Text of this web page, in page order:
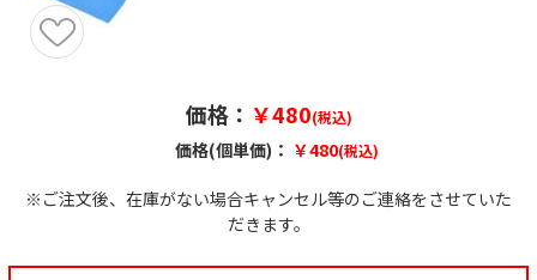
価格： ￥480(税込)
価格(個単価)： ￥480(税込)
※ご注文後、在庫がない場合キャンセル等のご連絡をさせていた
だきます。